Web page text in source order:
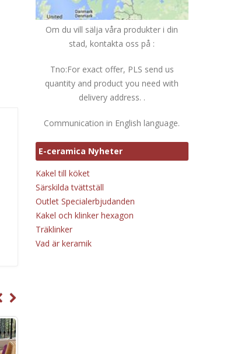
Om du vill sälja våra produkter i din
stad, kontakta oss på :
Tno:For exact offer, PLS send us
quantity and product you need with
delivery address. .
Communication in English language.
E-ceramica Nyheter
Kakel till köket
Särskilda tvättställ
Outlet Specialerbjudanden
Kakel och klinker hexagon
Träklinker
Vad är keramik